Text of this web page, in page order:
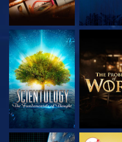
SERIE
ENTDECKEN
SERIE
ENTDECKEN